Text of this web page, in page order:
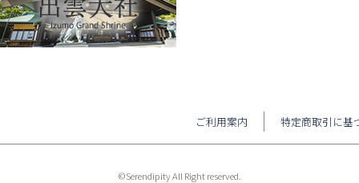
ご利用案内 特定商取引に基
©Serendipity All Right reserved.